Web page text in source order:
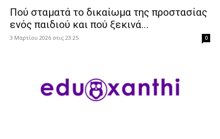
Πού σταματά το δικαίωμα της προστασίας
ενός παιδιού και πού ξεκινά...
3 Μαρτίου 2026 στις 23:25 0